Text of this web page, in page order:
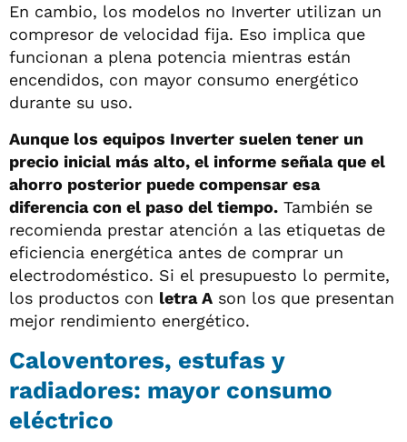
En cambio, los modelos no Inverter utilizan un
compresor de velocidad fija. Eso implica que
funcionan a plena potencia mientras están
encendidos, con mayor consumo energético
durante su uso.
Aunque los equipos Inverter suelen tener un
precio inicial más alto, el informe señala que el
ahorro posterior puede compensar esa
diferencia con el paso del tiempo. También se
recomienda prestar atención a las etiquetas de
eficiencia energética antes de comprar un
electrodoméstico. Si el presupuesto lo permite,
los productos con letra A son los que presentan
mejor rendimiento energético.
Caloventores, estufas y
radiadores: mayor consumo
eléctrico